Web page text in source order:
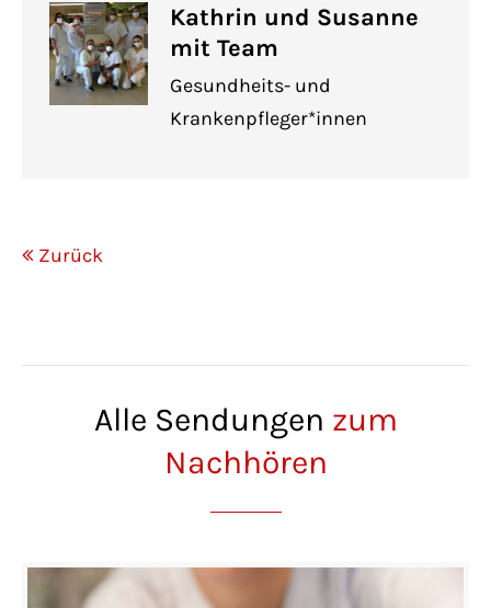
Kathrin und Susanne
mit Team
Gesundheits- und
Krankenpfleger*innen
Zurück
Alle Sendungen zum
Nachhören